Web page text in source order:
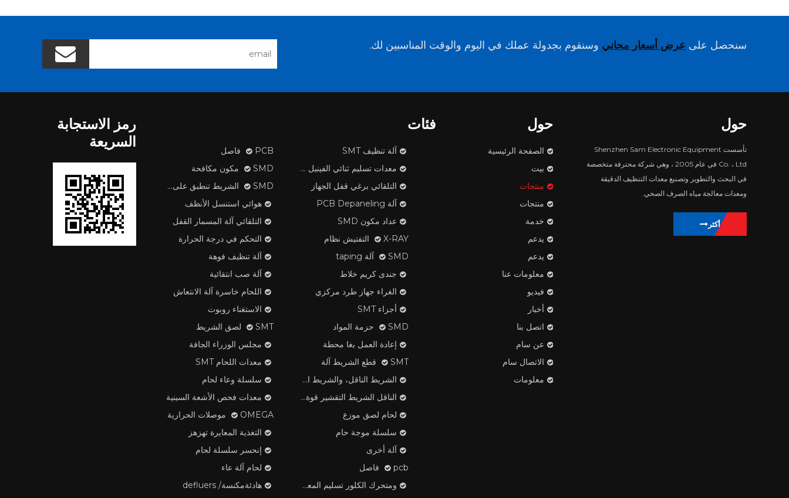
سنحصل على عرض أسعار مجاني وسنقوم بجدولة عملك في اليوم والوقت المناسبين لك.
حول
تأسست Shenzhen Sam Electronic Equipment
Co. ، Ltd في عام 2005 ، وهي شركة محترفة متخصصة
في البحث والتطوير وتصنيع معدات التنظيف الدقيقة
ومعدات معالجة مياه الصرف الصحي.
يتعلم أكثر
حول
الصفحة الرئيسية
بيت
منتجات
منتجات
خدمة
يدعم
يدعم
معلومات عنا
فيديو
أخبار
اتصل بنا
عن سام
الاتصال سام
معلومات
فئات
PCB فاصل
آلة تنظيف SMT
SMD مكون مكافحة
معدات تسليم ثنائي الفينيل متعدد الكلور
SMD الشريط تنطبق على آلة
التلقائي برغي قفل الجهاز
هوائي استنسل الأنظف
آلة PCB Depaneling
التلقائي آلة المسمار القفل
عداد مكون SMD
التحكم في درجة الحرارة
X-RAY التفتيش نظام
آلة تنظيف فوهة
SMD آلة taping
آلة صب انتقائية
جندى كريم خلاط
اللحام خاسرة آلة الانتعاش
الغراء جهاز طرد مركزي
الاستغناء روبوت
أجزاء SMT
SMT لصق الشريط
SMD حزمة المواد
مجلس الوزراء الجافة
إعادة العمل بغا محطة
معدات اللحام SMT
SMT قطع الشريط آلة
سلسلة وعاء لحام
الشريط الناقل، والشريط الغطاء، منتجات البلاستيك بكرة
معدات فحص الأشعة السينية
الناقل الشريط التقشير قوة تستر
OMEGA موصلات الحرارية
لحام لصق موزع
التغذية المعايرة تهزهز
سلسلة موجة حام
إنحسر سلسلة لحام
آلة أخرى
لحام آلة عاء
pcb فاصل
هادئةمكنسة/ defluers
ومتحرك الكلور تسليم المعدات
رمز الاستجابة
السريعة